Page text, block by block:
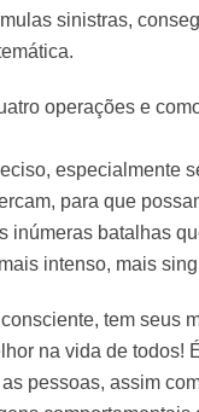
sinistras,
operações e
especialmente
para que
inúmeras batalhas
intenso, mais
tem seus
na vida de todos!
pessoas, assim